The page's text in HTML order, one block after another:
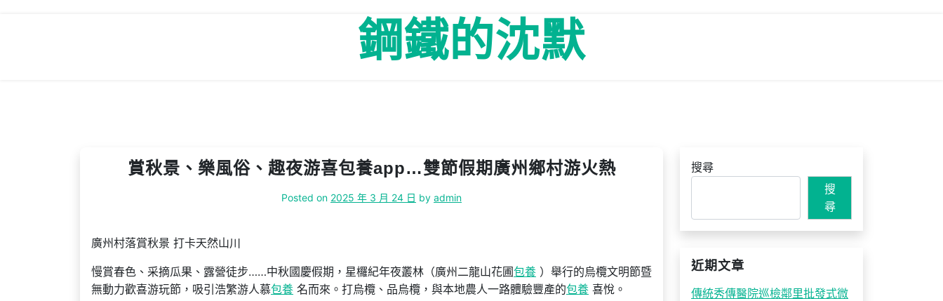
鋼鐵的沈默
賞秋景、樂風俗、趣夜游喜包養app…雙節假期廣州鄉村游火熱
Posted on 2025 年 3 月 24 日 by admin
廣州村落賞秋景 打卡天然山川
慢賞春色、采摘瓜果、露營徒步……中秋國慶假期，星欏紀年夜叢林（廣州二龍山花圃包養 ）舉行的烏欖文明節暨
無動力歡喜游玩節，吸引浩繁游人慕包養 名而來。打烏欖、品烏欖，與本地農人一路體驗豐產的包養 喜悅。
搜尋
搜
尋
近期文章
傳統秀傳醫院巡檢鄰里批發式微